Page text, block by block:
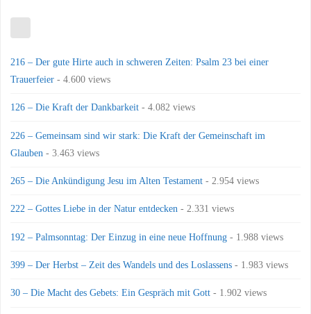
216 – Der gute Hirte auch in schweren Zeiten: Psalm 23 bei einer
Trauerfeier - 4.600 views
126 – Die Kraft der Dankbarkeit - 4.082 views
226 – Gemeinsam sind wir stark: Die Kraft der Gemeinschaft im
Glauben - 3.463 views
265 – Die Ankündigung Jesu im Alten Testament - 2.954 views
222 – Gottes Liebe in der Natur entdecken - 2.331 views
192 – Palmsonntag: Der Einzug in eine neue Hoffnung - 1.988 views
399 – Der Herbst – Zeit des Wandels und des Loslassens - 1.983 views
30 – Die Macht des Gebets: Ein Gespräch mit Gott - 1.902 views